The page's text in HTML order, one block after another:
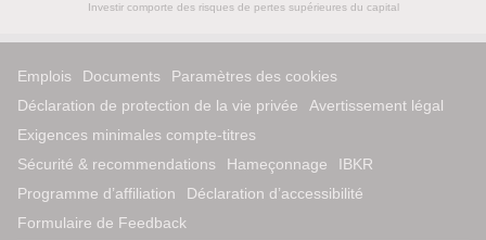
Investir comporte des risques de pertes supérieures du capital
Emplois Documents
Paramètres des cookies
Déclaration de protection de la vie privée
Avertissement légal
Exigences minimales compte-titres
Sécurité & recommendations
Hameçonnage
IBKR
Programme d’affiliation
Déclaration d’accessibilité
Formulaire de Feedback